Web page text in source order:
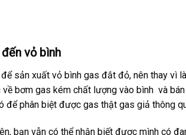
đến vỏ bình
sản xuất vỏ bình gas đắt đỏ, nên thay vì
về bơm gas kém chất lượng vào bình và
để phân biệt được gas thật gas giả thông
bạn vẫn có thể nhận biết được mình có